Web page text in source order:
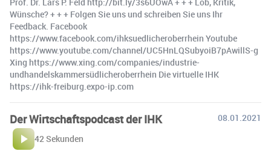
Wünsche? + + + Folgen Sie uns und schreiben Sie uns Ihr
Feedback. Facebook
https://www.facebook.com/ihksuedlicheroberrhein Youtube
https://www.youtube.com/channel/UC5HnLQSubyoiB7pAwillS-g
Xing https://www.xing.com/companies/industrie-
undhandelskammersüdlicheroberrhein Die virtuelle IHK
https://ihk-freiburg.expo-ip.com
Der Wirtschaftspodcast der IHK
08.01.2021
42 Sekunden